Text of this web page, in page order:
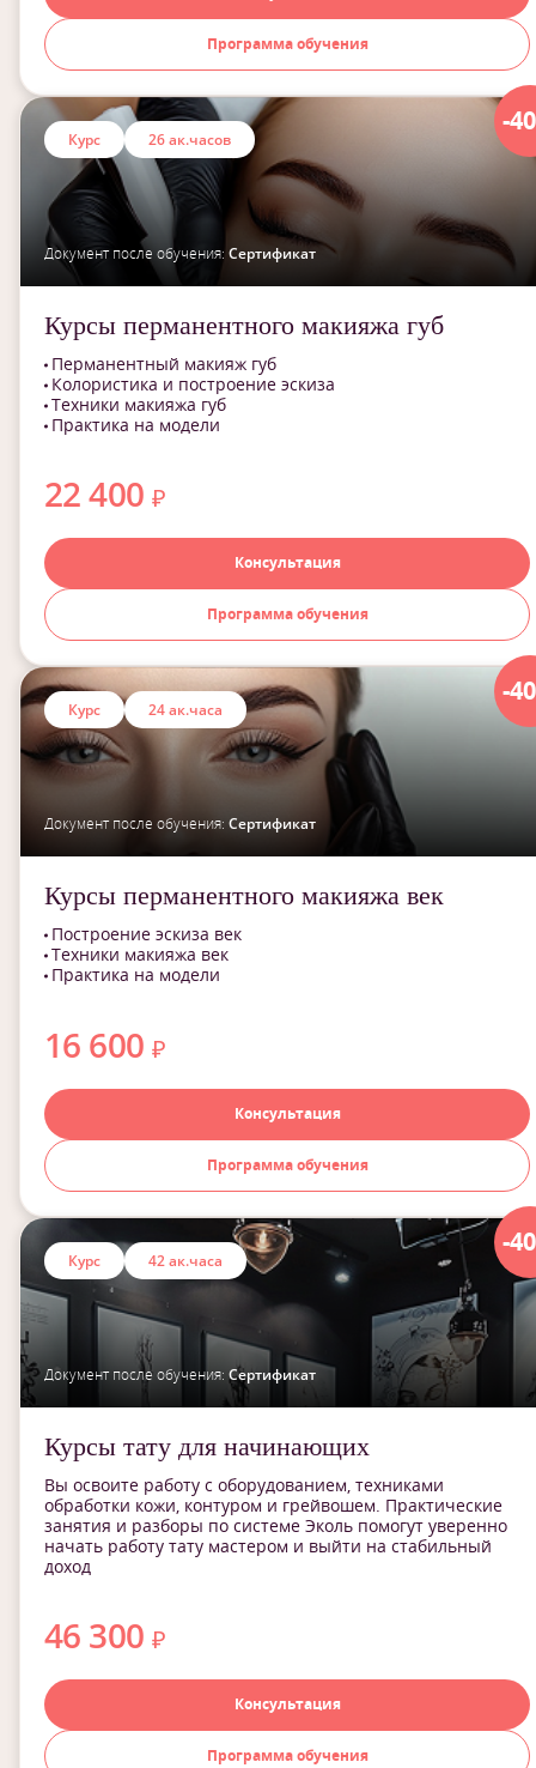
Программа обучения
-
Курс 26 ак.часов
Документ после обучения: Сертификат
Курсы перманентного макияжа губ
Перманентный макияж губ
Колористика и построение эскиза
Техники макияжа губ
Практика на модели
22 400₽
Консультация
Программа обучения
-
Курс 24 ак.часа
Документ после обучения: Сертификат
Курсы перманентного макияжа век
Построение эскиза век
Техники макияжа век
Практика на модели
16 600₽
Консультация
Программа обучения
-
Курс 42 ак.часа
Документ после обучения: Сертификат
Курсы тату для начинающих
Вы освоите работу с оборудованием, техниками
обработки кожи, контуром и грейвошем. Практические
занятия и разборы по системе Эколь помогут уверенно
начать работу тату мастером и выйти на стабильный
доход
46 300₽
Консультация
Программа обучения